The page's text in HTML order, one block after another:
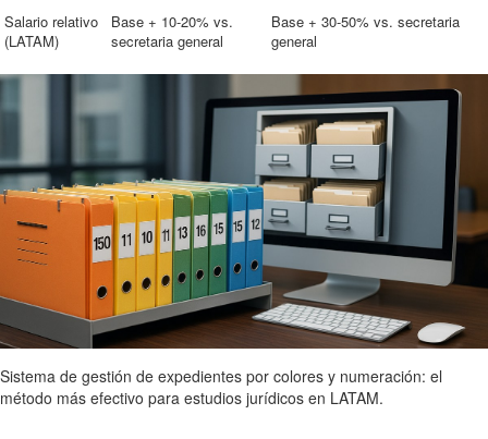
Salario relativo
(LATAM)
Base + 10-20% vs.
secretaria general
Base + 30-50% vs. secretaria
general
Sistema de gestión de expedientes por colores y numeración: el
método más efectivo para estudios jurídicos en LATAM.